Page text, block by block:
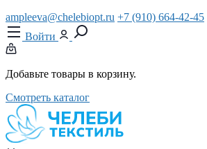
ampleeva@chelebiopt.ru +7 (910) 664-42-45
Войти
Добавьте товары в корзину.
Смотреть каталог